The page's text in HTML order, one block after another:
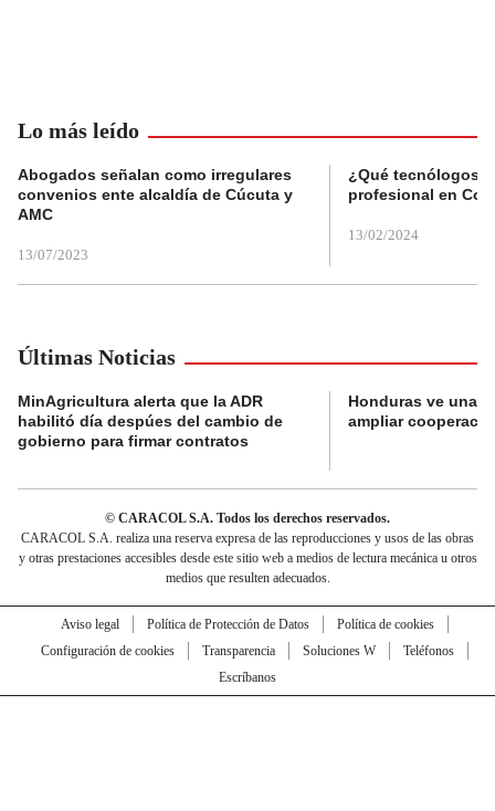
Lo más leído
Abogados señalan como irregulares
convenios ente alcaldía de Cúcuta y
AMC
13/07/2023
¿Qué tecnólogos
profesional en
13/02/2024
Últimas Noticias
MinAgricultura alerta que la ADR
habilitó día despúes del cambio de
gobierno para firmar contratos
Honduras ve una
ampliar
© CARACOL S.A. Todos los derechos reservados.
CARACOL S.A. realiza una reserva expresa de las reproducciones y usos de las obras
y otras prestaciones accesibles desde este sitio web a medios de lectura mecánica u otros
medios que resulten adecuados.
Aviso legal Política de Protección de Datos
Política de cookies
Configuración de cookies
Transparencia Soluciones W
Teléfonos
Escríbanos